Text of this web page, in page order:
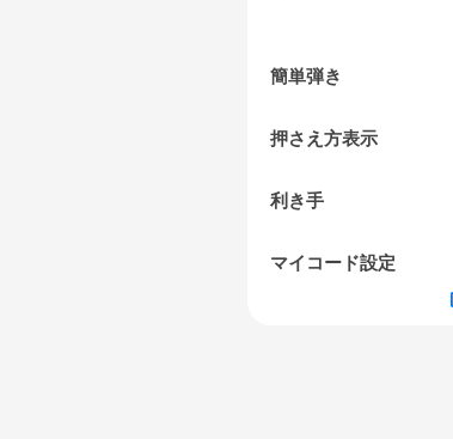
簡単弾き
押さえ方表示
利き手
マイコード設定